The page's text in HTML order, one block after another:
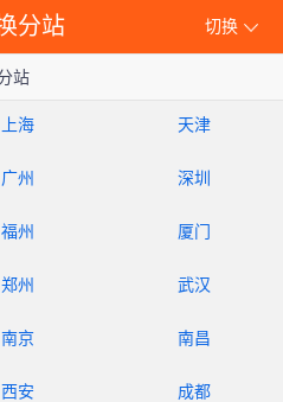
切换
分站
站
上海 天津
广州 深圳
福州 厦门
郑州 武汉
南京 南昌
西安 成都